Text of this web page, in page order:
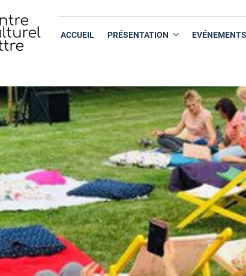
ACCUEIL PRÉSENTATION EVÉNEMENTS